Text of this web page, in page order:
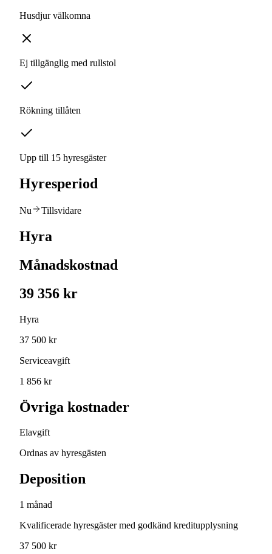
Husdjur välkomna
Ej tillgänglig med rullstol
Rökning tillåten
Upp till 15 hyresgäster
Hyresperiod
Nu Tillsvidare
Hyra
Månadskostnad
39 356 kr
Hyra
37 500 kr
Serviceavgift
1 856 kr
Övriga kostnader
Elavgift
Ordnas av hyresgästen
Deposition
1 månad
Kvalificerade hyresgäster med godkänd kreditupplysning
37 500 kr